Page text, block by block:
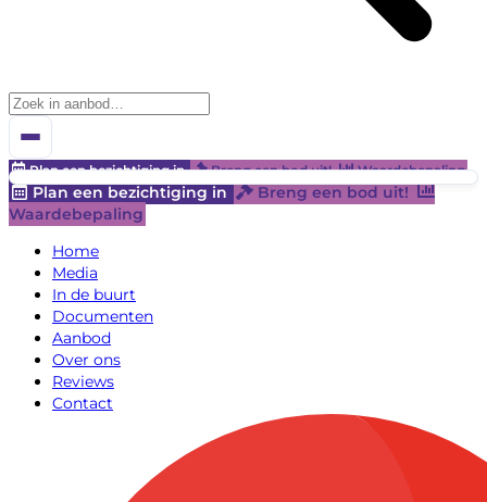
Plan een bezichtiging in Breng een bod uit! Waardebepaling
Plan een bezichtiging in
Breng een bod uit!
Waardebepaling
Home
Media
In de buurt
Documenten
Aanbod
Over ons
Reviews
Contact